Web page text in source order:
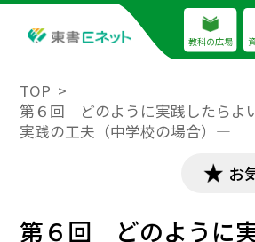
教科の広場
TOP
第６回 どのように実践したらよ
実践の工夫（中学校の場合）―
お
第６回 どのように